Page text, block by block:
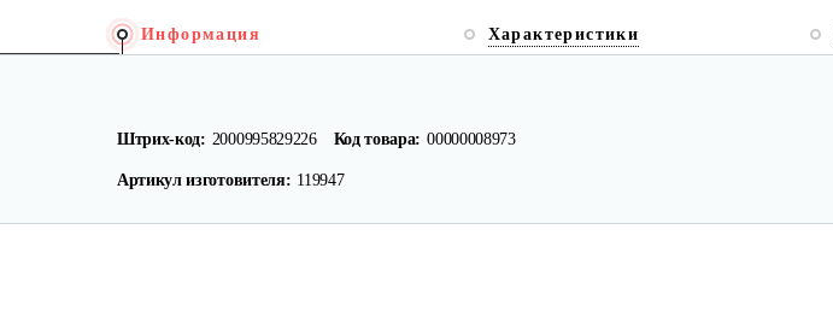
Информация Характеристики
Штрих-код: 2000995829226 Код товара: 00000008973
Артикул изготовителя: 119947